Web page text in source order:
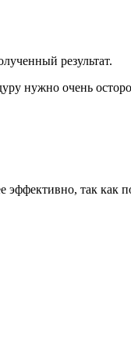
результат.
нужно очень
эффективно, так как